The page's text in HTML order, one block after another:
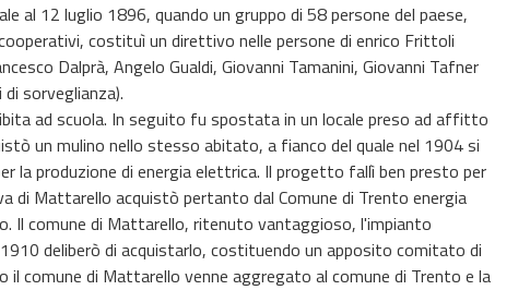
al 12 luglio 1896, quando un gruppo di 58 persone del paese,
costituì un direttivo nelle persone di enrico Frittoli
Dalprà, Angelo Gualdi, Giovanni Tamanini, Giovanni Tafner
sorveglianza).
ad scuola. In seguito fu spostata in un locale preso ad affitto
un mulino nello stesso abitato, a fianco del quale nel 1904 si
la produzione di energia elettrica. Il progetto fallì ben presto per
di Mattarello acquistò pertanto dal Comune di Trento energia
Il comune di Mattarello, ritenuto vantaggioso, l'impianto
deliberò di acquistarlo, costituendo un apposito comitato di
comune di Mattarello venne aggregato al comune di Trento e la